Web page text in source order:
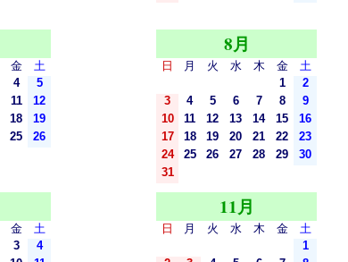
金
土
4
5
11
12
18
19
25
26
8月
日 月 火 水 木 金
土
1
2
3
4 5 6 7 8
9
10
11 12 13 14 15
16
17
18 19 20 21 22
23
24
25 26 27 28 29
30
31
金
土
3
4
11月
日 月 火 水 木 金
土
1